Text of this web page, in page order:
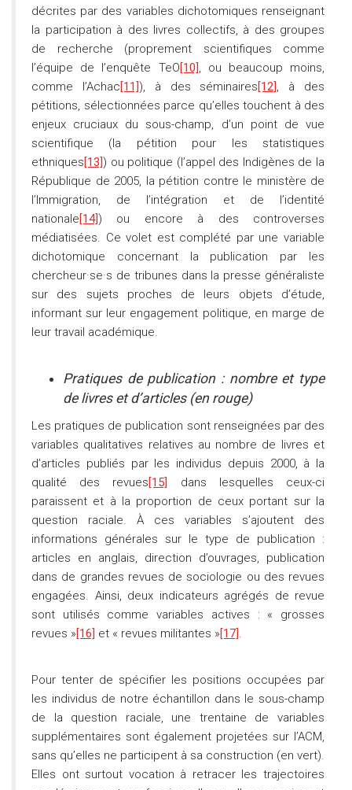
décrites par des variables dichotomiques renseignant
la participation à des livres collectifs, à des groupes
de recherche (proprement scientifiques comme
l’équipe de l’enquête TeO[10], ou beaucoup moins,
comme l’Achac[11]), à des séminaires[12], à des
pétitions, sélectionnées parce qu’elles touchent à des
enjeux cruciaux du sous-champ, d’un point de vue
scientifique (la pétition pour les statistiques
ethniques[13]) ou politique (l’appel des Indigènes de la
République de 2005, la pétition contre le ministère de
l’Immigration, de l’intégration et de l’identité
nationale[14]) ou encore à des controverses
médiatisées. Ce volet est complété par une variable
dichotomique concernant la publication par les
chercheur·se·s de tribunes dans la presse généraliste
sur des sujets proches de leurs objets d’étude,
informant sur leur engagement politique, en marge de
leur travail académique.
Pratiques de publication : nombre et type
de livres et d’articles (en rouge)
Les pratiques de publication sont renseignées par des
variables qualitatives relatives au nombre de livres et
d’articles publiés par les individus depuis 2000, à la
qualité des revues[15]
dans lesquelles ceux-ci
paraissent et à la proportion de ceux portant sur la
question raciale. À ces variables s’ajoutent des
informations générales sur le type de publication :
articles en anglais, direction d’ouvrages, publication
dans de grandes revues de sociologie ou des revues
engagées. Ainsi, deux indicateurs agrégés de revue
sont utilisés comme variables actives : « grosses
revues »[16] et « revues militantes »[17].
Pour tenter de spécifier les positions occupées par
les individus de notre échantillon dans le sous-champ
de la question raciale, une trentaine de variables
supplémentaires sont également projetées sur l’ACM,
sans qu’elles ne participent à sa construction (en vert).
Elles ont surtout vocation à retracer les trajectoires